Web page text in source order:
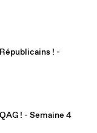
! -
! - Semaine 4